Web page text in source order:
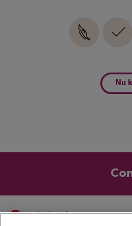
Nu
Nederland